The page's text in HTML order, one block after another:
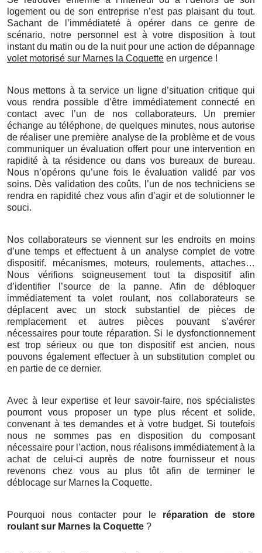
logement ou de son entreprise n’est pas plaisant du tout.
Sachant de l’immédiateté à opérer dans ce genre de
scénario, notre personnel est à votre disposition à tout
instant du matin ou de la nuit pour une action de dépannage
volet motorisé sur Marnes la Coquette en urgence !
Nous mettons à ta service un ligne d’situation critique qui
vous rendra possible d’être immédiatement connecté en
contact avec l’un de nos collaborateurs. Un premier
échange au téléphone, de quelques minutes, nous autorise
de réaliser une première analyse de la problème et de vous
communiquer un évaluation offert pour une intervention en
rapidité à ta résidence ou dans vos bureaux de bureau.
Nous n’opérons qu’une fois le évaluation validé par vos
soins. Dès validation des coûts, l’un de nos techniciens se
rendra en rapidité chez vous afin d’agir et de solutionner le
souci.
Nos collaborateurs se viennent sur les endroits en moins
d’une temps et effectuent à un analyse complet de votre
dispositif. mécanismes, moteurs, roulements, attaches…
Nous vérifions soigneusement tout ta dispositif afin
d’identifier l’source de la panne. Afin de débloquer
immédiatement ta volet roulant, nos collaborateurs se
déplacent avec un stock substantiel de pièces de
remplacement et autres pièces pouvant s’avérer
nécessaires pour toute réparation. Si le dysfonctionnement
est trop sérieux ou que ton dispositif est ancien, nous
pouvons également effectuer à un substitution complet ou
en partie de ce dernier.
Avec à leur expertise et leur savoir-faire, nos spécialistes
pourront vous proposer un type plus récent et solide,
convenant à tes demandes et à votre budget. Si toutefois
nous ne sommes pas en disposition du composant
nécessaire pour l’action, nous réalisons immédiatement à la
achat de celui-ci auprès de notre fournisseur et nous
revenons chez vous au plus tôt afin de terminer le
déblocage sur Marnes la Coquette.
Pourquoi nous contacter pour le réparation de store
roulant sur Marnes la Coquette ?